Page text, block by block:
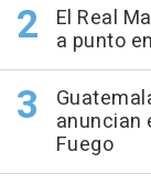
El Real
a punto
anuncian
Fuego